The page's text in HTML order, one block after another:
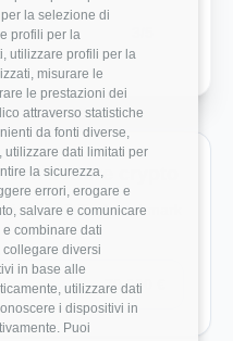
la selezione di
profili per la
utilizzare profili per la
misurare le
le prestazioni dei
attraverso statistiche
da fonti diverse,
dati limitati per
la sicurezza,
errori, erogare e
salvare e comunicare
combinare dati
diversi
in base alle
utilizzare dati
i dispositivi in
Puoi
settore crypto
disponibili e benchmark
70.000 €